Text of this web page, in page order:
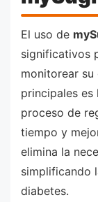
El uso de
significativos
monitorear su
principales
proceso de
tiempo y
elimina la
simplificando
diabetes.